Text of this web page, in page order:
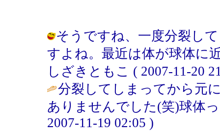
そうですね、一度分裂し
すよね。最近は体が球体に
しざきともこ ( 2007-11-20
分裂してしまってから元
ありませんでした(笑)球体
2007-11-19 02:05 )